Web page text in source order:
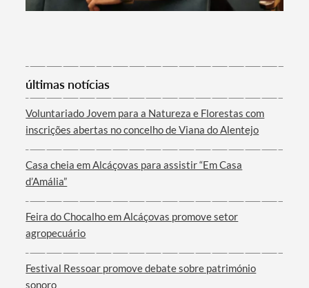
últimas notícias
Voluntariado Jovem para a Natureza e Florestas com
inscrições abertas no concelho de Viana do Alentejo
Casa cheia em Alcáçovas para assistir “Em Casa
d’Amália”
Feira do Chocalho em Alcáçovas promove setor
agropecuário
Festival Ressoar promove debate sobre património
sonoro